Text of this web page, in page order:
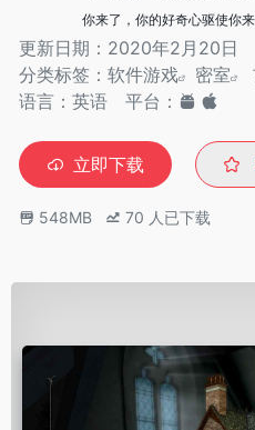
你来了，你的好奇心驱使你
更新日期：2020年2月20日
分类标签： 软件游戏 密室
语言：英语
平台：
立即下载
548MB 70 人已下载